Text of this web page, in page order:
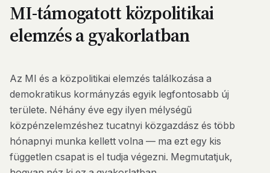
MI-támogatott közpolitikai
elemzés a gyakorlatban
Az MI és a közpolitikai elemzés találkozása a
demokratikus kormányzás egyik legfontosabb új
területe. Néhány éve egy ilyen mélységű
közpénzelemzéshez tucatnyi közgazdász és több
hónapnyi munka kellett volna — ma ezt egy kis
független csapat is el tudja végezni. Megmutatjuk,